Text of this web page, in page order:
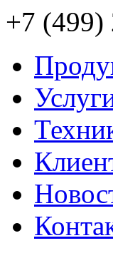
+7 (499)